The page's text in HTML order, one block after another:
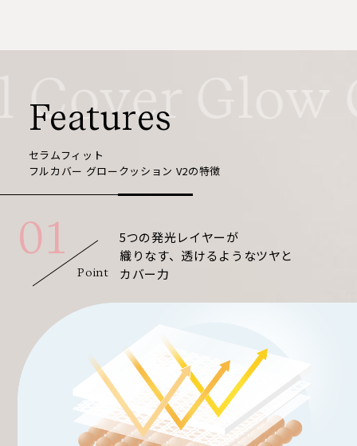
Glow
Features
セラムフィット
フルカバー グロークッション V2の特徴
01
Point
5つの発光レイヤーが
織りなす、透けるようなツヤと
カバー力